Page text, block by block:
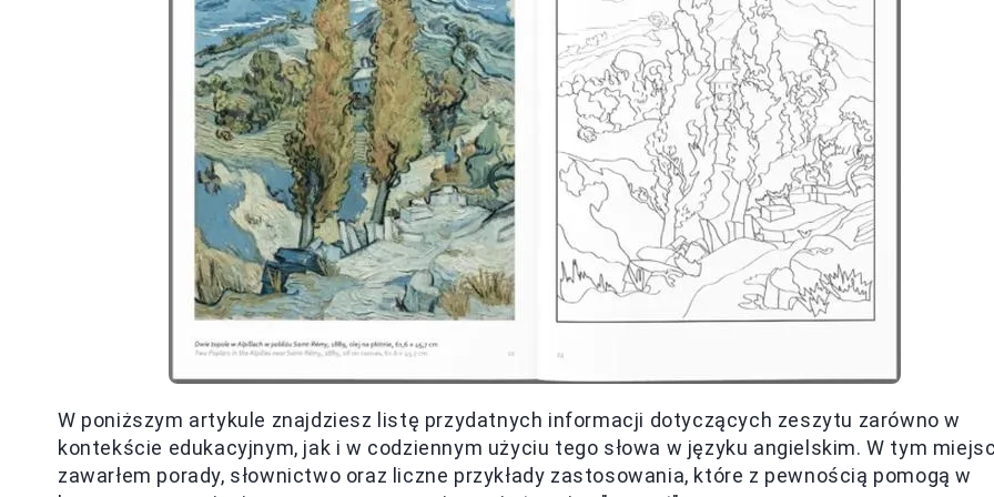
W poniższym artykule znajdziesz listę przydatnych informacji dotyczących zeszytu zarówno w
kontekście edukacyjnym, jak i w codziennym użyciu tego słowa w języku angielskim. W tym
zawarłem porady, słownictwo oraz liczne przykłady zastosowania, które z pewnością pomogą w